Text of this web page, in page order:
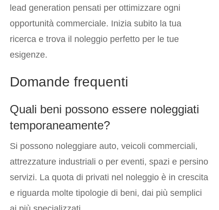
lead generation pensati per ottimizzare ogni
opportunità commerciale. Inizia subito la tua
ricerca e trova il noleggio perfetto per le tue
esigenze.
Domande frequenti
Quali beni possono essere noleggiati
temporaneamente?
Si possono noleggiare auto, veicoli commerciali,
attrezzature industriali o per eventi, spazi e persino
servizi. La quota di privati nel noleggio è in crescita
e riguarda molte tipologie di beni, dai più semplici